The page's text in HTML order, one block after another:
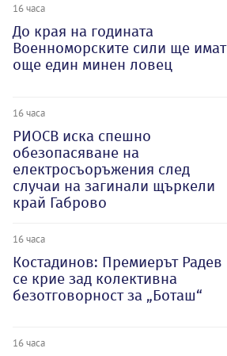
16 часа
До края на годината
Военноморските сили ще имат
още един минен ловец
16 часа
РИОСВ иска спешно
обезопасяване на
електросъоръжения след
случаи на загинали щъркели
край Габрово
16 часа
Костадинов: Премиерът Радев
се крие зад колективна
безотговорност за „Боташ“
16 часа